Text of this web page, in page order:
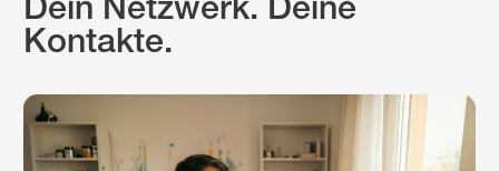
Kontakte.